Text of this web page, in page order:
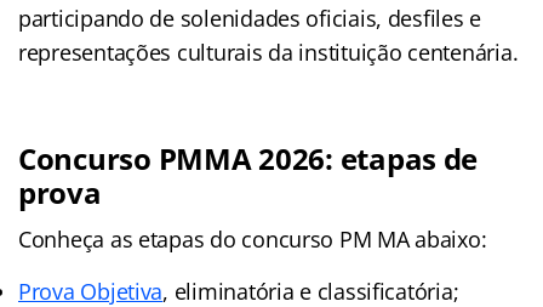
participando de solenidades oficiais, desfiles e
representações culturais da instituição centenária.
Concurso PMMA 2026: etapas de
prova
Conheça as etapas do concurso PM MA abaixo:
Prova Objetiva, eliminatória e classificatória;